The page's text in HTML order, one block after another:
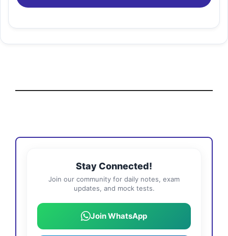
Stay Connected!
Join our community for daily notes, exam
updates, and mock tests.
Join WhatsApp